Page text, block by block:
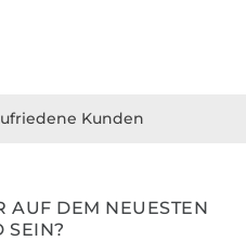
AUF DEM NEUESTEN
SEIN?